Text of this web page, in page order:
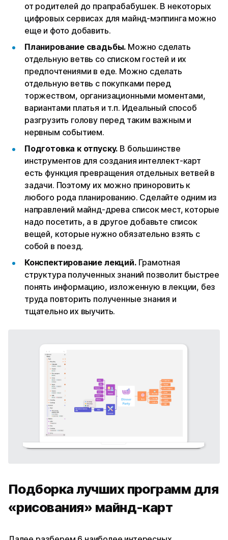
от родителей до прапрабабушек. В некоторых
цифровых сервисах для майнд-мэппинга можно
еще и фото добавить.
Планирование свадьбы. Можно сделать
отдельную ветвь со списком гостей и их
предпочтениями в еде. Можно сделать
отдельную ветвь с покупками перед
торжеством, организационными моментами,
вариантами платья и т.п. Идеальный способ
разгрузить голову перед таким важным и
нервным событием.
Подготовка к отпуску. В большинстве
инструментов для создания интеллект-карт
есть функция превращения отдельных ветвей в
задачи. Поэтому их можно приноровить к
любого рода планированию. Сделайте одним из
направлений майнд-древа список мест, которые
надо посетить, а в другое добавьте список
вещей, которые нужно обязательно взять с
собой в поезд.
Конспектирование лекций.Грамотная
структура полученных знаний позволит быстрее
понять информацию, изложенную в лекции, без
труда повторить полученные знания и
тщательно их выучить.
Подборка лучших программ для
«рисования» майнд-карт